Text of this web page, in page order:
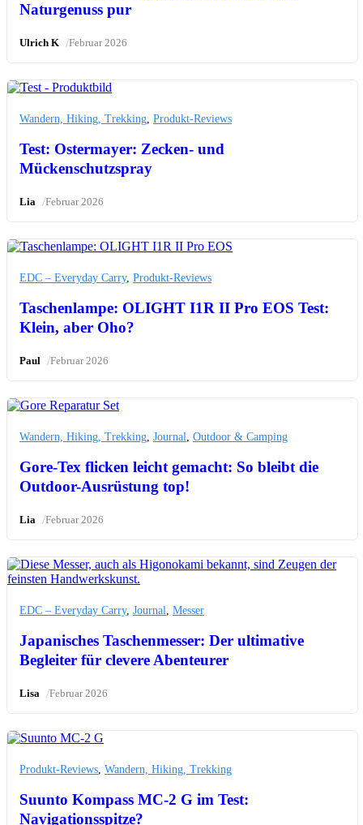
Naturgenuss pur
Ulrich K /Februar 2026
Wandern, Hiking, Trekking, Produkt-Reviews
Test: Ostermayer: Zecken- und
Mückenschutzspray
Lia /Februar 2026
EDC – Everyday Carry, Produkt-Reviews
Taschenlampe: OLIGHT I1R II Pro EOS Test:
Klein, aber Oho?
Paul /Februar 2026
Wandern, Hiking, Trekking, Journal, Outdoor & Camping
Gore-Tex flicken leicht gemacht: So bleibt die
Outdoor-Ausrüstung top!
Lia /Februar 2026
EDC – Everyday Carry, Journal, Messer
Japanisches Taschenmesser: Der ultimative
Begleiter für clevere Abenteurer
Lisa /Februar 2026
Produkt-Reviews, Wandern, Hiking, Trekking
Suunto Kompass MC-2 G im Test:
Navigationsspitze?